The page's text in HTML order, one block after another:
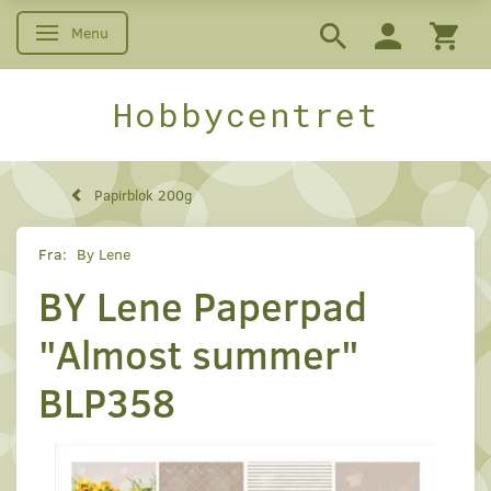
Skifte navigation
Menu
Hobbycentret
Papirblok 200g
Fra: By Lene
BY Lene Paperpad
"Almost summer"
BLP358